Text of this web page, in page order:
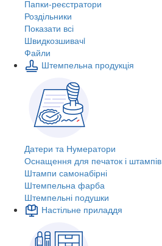
Папки-реєстратори
Роздільники
Показати всі
Швидкозшивачi
Файли
Штемпельна продукція
Датери та Нумератори
Оснащення для печаток і штампів
Штампи самонабірні
Штемпельна фарба
Штемпельні подушки
Настільне приладдя